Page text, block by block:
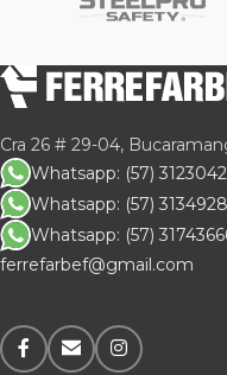
Cra 26 # 29-04,
Whatsapp: (57)
Whatsapp: (57)
Whatsapp: (57)
ferrefarbef@gmail.com